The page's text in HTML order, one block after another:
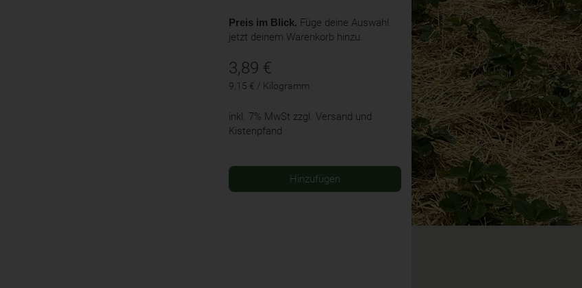
Preis im Blick. Füge deine Auswahl
jetzt deinem Warenkorb hinzu.
3,89 €
9,15 € / Kilogramm
inkl. 7% MwSt zzgl. Versand und
Kistenpfand
Hinzufügen